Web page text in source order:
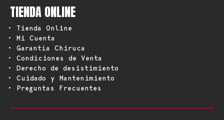
TIENDA ONLINE
• Tienda Online
• Mi Cuenta
• Garantía Chiruca
• Condiciones de Venta
• Derecho de desistimiento
• Cuidado y Mantenimiento
• Preguntas Frecuentes